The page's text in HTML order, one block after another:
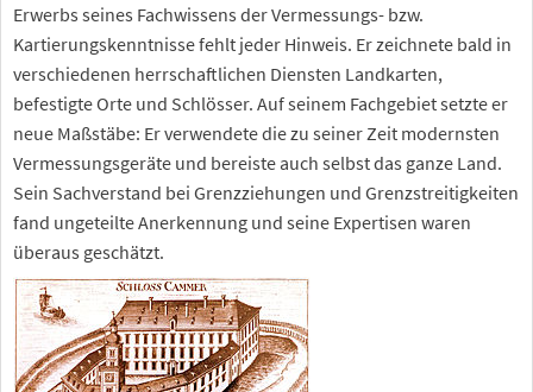
Erwerbs seines Fachwissens der Vermessungs- bzw.
Kartierungskenntnisse fehlt jeder Hinweis. Er zeichnete bald in
verschiedenen herrschaftlichen Diensten Landkarten,
befestigte Orte und Schlösser. Auf seinem Fachgebiet setzte er
neue Maßstäbe: Er verwendete die zu seiner Zeit modernsten
Vermessungsgeräte und bereiste auch selbst das ganze Land.
Sein Sachverstand bei Grenzziehungen und Grenzstreitigkeiten
fand ungeteilte Anerkennung und seine Expertisen waren
überaus geschätzt.